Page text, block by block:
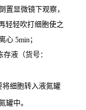
置显微镜下观察，
轻轻吹打细胞使之
心 5min；
液（货号：
细胞转入液氮罐
罐中。